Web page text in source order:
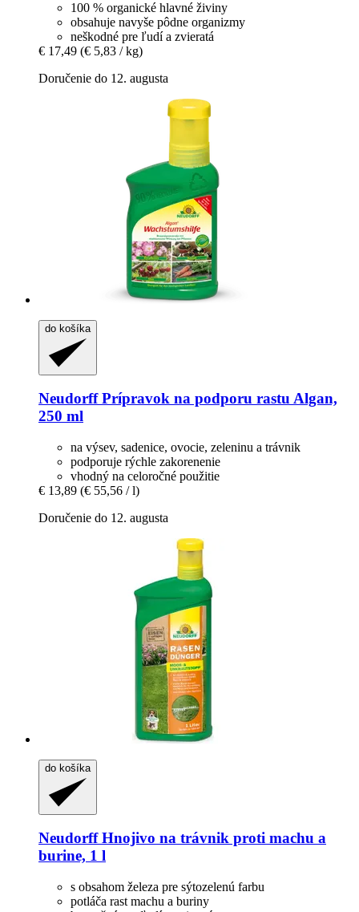
100 % organické hlavné živiny
obsahuje navyše pôdne organizmy
neškodné pre ľudí a zvieratá
€ 17,49 (€ 5,83 / kg)
Doručenie do 12. augusta
do košíka
NeudorffPrípravok na podporu rastu Algan,
250 ml
na výsev, sadenice, ovocie, zeleninu a trávnik
podporuje rýchle zakorenenie
vhodný na celoročné použitie
€ 13,89 (€ 55,56 / l)
Doručenie do 12. augusta
do košíka
NeudorffHnojivo na trávnik proti machu a
burine, 1 l
s obsahom železa pre sýtozelenú farbu
potláča rast machu a buriny